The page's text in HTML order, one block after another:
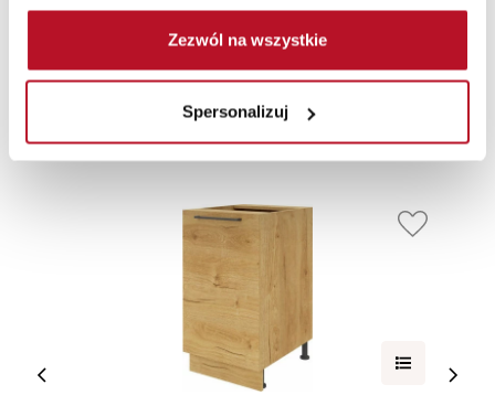
Zezwól na wszystkie
Spersonalizuj
Elementy uzupełniające